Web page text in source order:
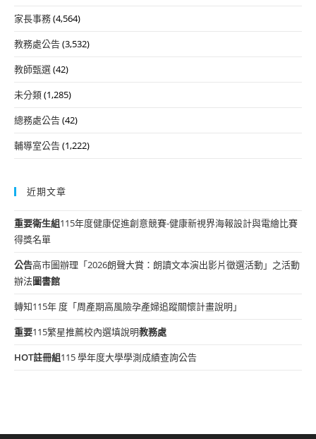
家長事務(4,564)
教務處公告(3,532)
教師甄選(42)
未分類(1,285)
總務處公告(42)
輔導室公告(1,222)
近期文章
重要衛生組115年度健康促進創意競賽-健康新視界海報設計與電繪比賽
得獎名單
公告高市圖辦理「2026朗聲大賞：朗讀文本演出影片徵選活動」之活動
辦法圖書館
轉知115年 度「周產期高風險孕產婦追蹤關懷計畫說明」
重要115繁星推薦校內選填說明教務處
HOT註冊組115 學年度大學學測成績查詢公告